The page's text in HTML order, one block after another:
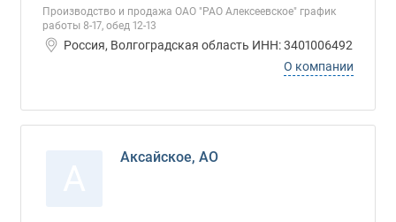
Производство и продажа ОАО "РАО Алексеевское" график
работы 8-17, обед 12-13
Россия, Волгоградская область ИНН: 3401006492
О компании
Аксайское, АО